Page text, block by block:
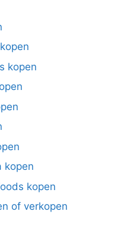
kopen
kopen
kopen
of verkopen